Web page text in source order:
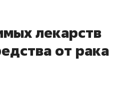
лекарств
от рака